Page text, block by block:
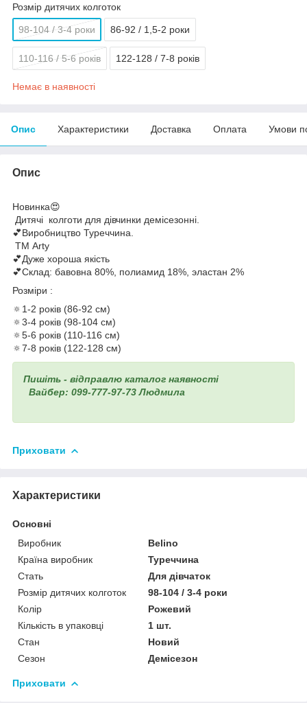
Розмір дитячих колготок
98-104 / 3-4 роки 86-92 / 1,5-2 роки
110-116 / 5-6 років 122-128 / 7-8 років
Немає в наявності
Опис Характеристики Доставка Оплата Умови
Опис
Новинка😍
Дитячі колготи для дівчинки демісезонні.
💕Виробництво Туреччина.
ТМ Arty
💕Дуже хороша якість
💕Склад: бавовна 80%, полиамид 18%, эластан 2%
Розміри :
🔅1-2 років (86-92 см)
🔅3-4 років (98-104 см)
🔅5-6 років (110-116 см)
🔅7-8 років (122-128 см)
Пишіть - відправлю каталог наявності
Вайбер: 099-777-97-73 Людмила
Приховати
Характеристики
Основні
Виробник
Belino
Країна виробник
Туреччина
Стать
Для дівчаток
Розмір дитячих колготок
98-104 / 3-4 роки
Колір
Рожевий
Кількість в упаковці
1 шт.
Стан
Новий
Сезон
Демісезон
Приховати